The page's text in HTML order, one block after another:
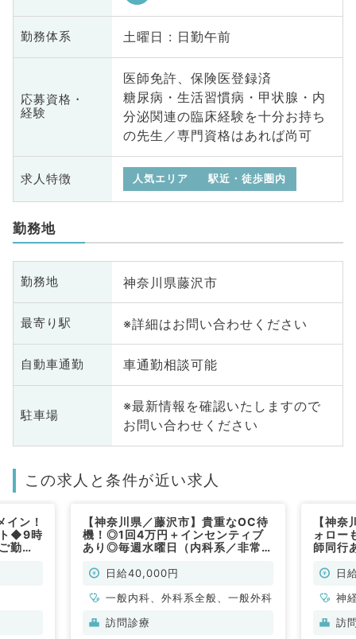
勤務体系 土曜日 : 日勤午前
応募資格・
経験
医師免許、保険医登録済
糖尿病・生活習慣病・甲状腺・内
分泌関連の臨床経験を十分お持ち
の先生／専門資格はあれば尚可
求人特徴 人気エリア 駅近・徒歩圏内
勤務地
勤務地 神奈川県藤沢市
最寄り駅 ※詳細はお問い合わせください
自動車通勤 車通勤相談可能
駐車場
※最新情報を確認いたしますので
お問い合わせください
この求人と条件が近い求人
イン！
ト◆9時
勤務
【神奈川県／藤沢市】貴重なOC待
機！◎1回4万円＋インセンティブ
あり◎毎週水曜日（内科系／非常
日給40,000円
一般内科、外科系全般、一般外科
訪問診療
【神
ォロー
師同行
日
神
科
訪